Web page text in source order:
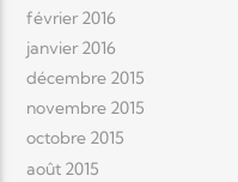
février 2016
janvier 2016
décembre 2015
novembre 2015
octobre 2015
août 2015